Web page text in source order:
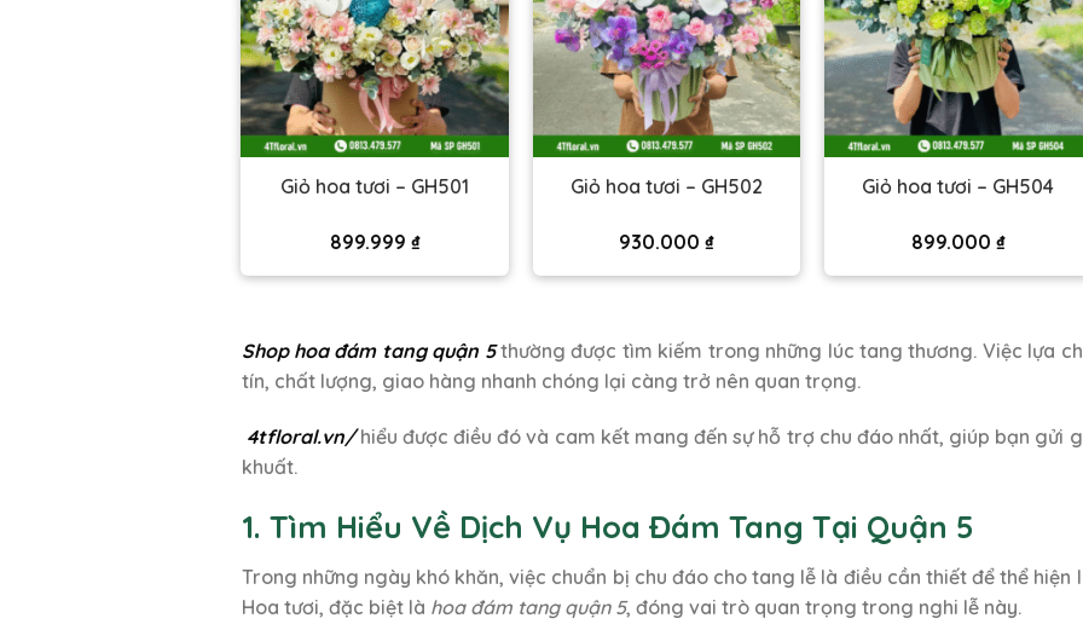
Giỏ hoa tươi – GH501
899.999 ₫
Giỏ hoa tươi – GH502
930.000 ₫
Giỏ hoa tươi – GH504
899.000 ₫
Shop hoa đám tang quận 5thường được tìm kiếm trong những lúc tang thương. Việc lựa
tín, chất lượng, giao hàng nhanh chóng lại càng trở nên quan trọng.
4tfloral.vn/hiểu được điều đó và cam kết mang đến sự hỗ trợ chu đáo nhất, giúp bạn gửi
khuất.
1. Tìm Hiểu Về Dịch Vụ Hoa Đám Tang Tại Quận 5
Trong những ngày khó khăn, việc chuẩn bị chu đáo cho tang lễ là điều cần thiết để thể hiện
Hoa tươi, đặc biệt là hoa đám tang quận 5, đóng vai trò quan trọng trong nghi lễ này.